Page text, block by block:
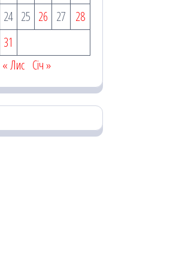
24 25 26 27
28
31
« Лис Січ »